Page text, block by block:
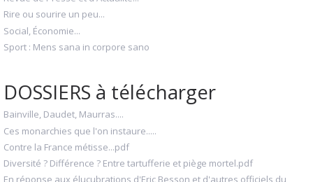
Rire ou sourire un peu...
Social, Économie...
Sport : Mens sana in corpore sano
DOSSIERS à télécharger
Bainville, Daudet, Maurras....
Ces monarchies que l'on instaure.....
Contre la France métisse...pdf
Diversité ? Différence ? Entre tartufferie et piège mortel.pdf
En réponse aux élucubrations d'Eric Besson et d'autres officiels du